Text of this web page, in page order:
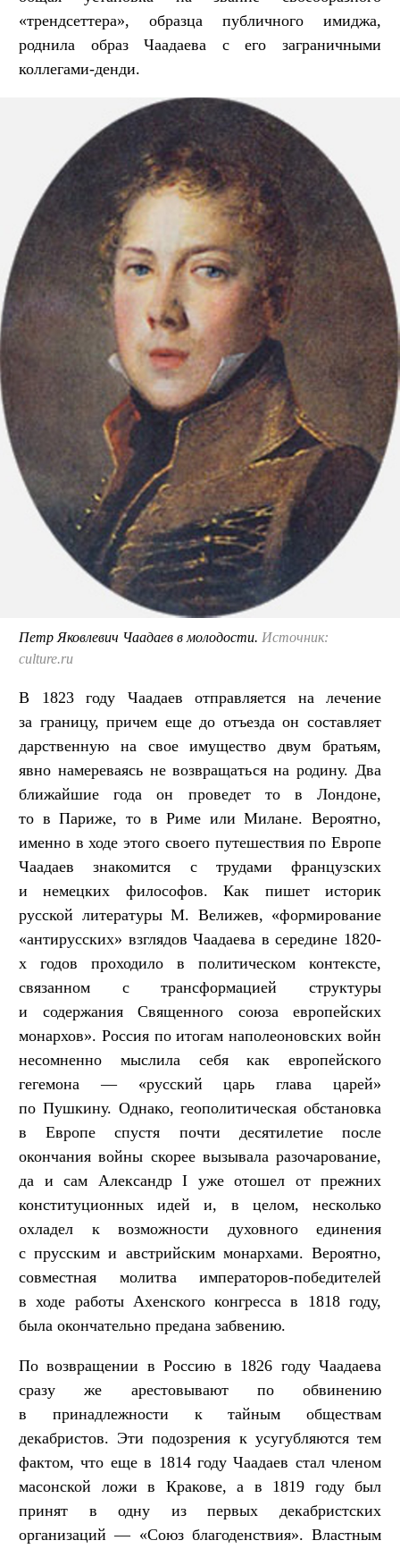
«трендсеттера», образца публичного имиджа,
роднила образ Чаадаева с его заграничными
коллегами-денди.
Петр Яковлевич Чаадаев в молодости. Источник:
culture.ru
В 1823 году Чаадаев отправляется на лечение
за границу, причем еще до отъезда он составляет
дарственную на свое имущество двум братьям,
явно намереваясь не возвращаться на родину. Два
ближайшие года он проведет то в Лондоне,
то в Париже, то в Риме или Милане. Вероятно,
именно в ходе этого своего путешествия по Европе
Чаадаев знакомится с трудами французских
и немецких философов. Как пишет историк
русской литературы М. Велижев, «формирование
«антирусских» взглядов Чаадаева в середине 1820-
х годов проходило в политическом контексте,
связанном с трансформацией структуры
и содержания Священного союза европейских
монархов». Россия по итогам наполеоновских войн
несомненно мыслила себя как европейского
гегемона — «русский царь глава царей»
по Пушкину. Однако, геополитическая обстановка
в Европе спустя почти десятилетие после
окончания войны скорее вызывала разочарование,
да и сам Александр I уже отошел от прежних
конституционных идей и, в целом, несколько
охладел к возможности духовного единения
с прусским и австрийским монархами. Вероятно,
совместная молитва императоров-победителей
в ходе работы Ахенского конгресса в 1818 году,
была окончательно предана забвению.
По возвращении в Россию в 1826 году Чаадаева
сразу же арестовывают по обвинению
в принадлежности к тайным обществам
декабристов. Эти подозрения к усугубляются тем
фактом, что еще в 1814 году Чаадаев стал членом
масонской ложи в Кракове, а в 1819 году был
принят в одну из первых декабристских
организаций — «Союз благоденствия». Властным